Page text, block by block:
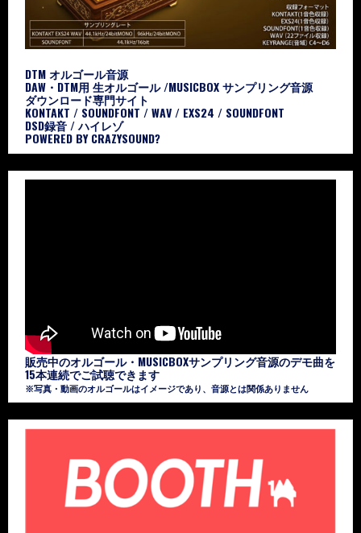
DTM オルゴール音源
DAW・DTM用 生オルゴール /MUSICBOX サンプリング音源
ダウンロード専門サイト
KONTAKT / SOUNDFONT / WAV / EXS24 / SOUNDFONT
DSD録音 / ハイレゾ
POWERED BY CRAZYSOUND?
販売中のオルゴール・MUSICBOXサンプリング音源のデモ曲を
15本連続でご試聴できます
※写真・動画のオルゴールはイメージであり、音源とは関係ありません